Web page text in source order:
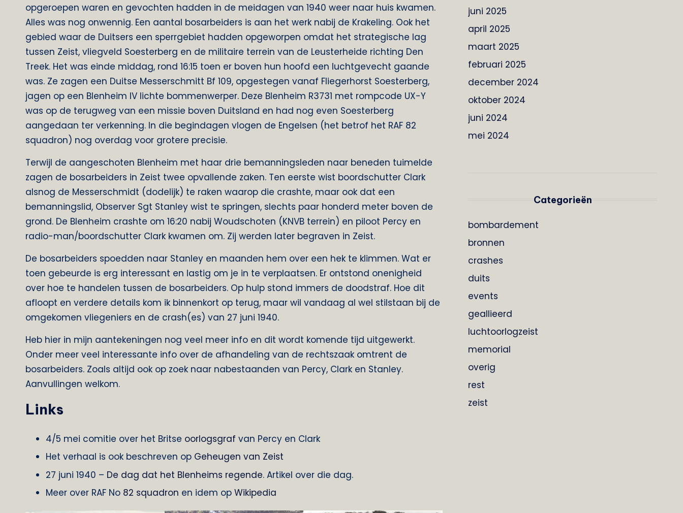
opgeroepen waren en gevochten hadden in de meidagen van 1940 weer naar huis kwamen.
Alles was nog onwennig. Een aantal bosarbeiders is aan het werk nabij de Krakeling. Ook het
gebied waar de Duitsers een sperrgebiet hadden opgeworpen omdat het strategische lag
tussen Zeist, vliegveld Soesterberg en de militaire terrein van de Leusterheide richting Den
Treek. Het was einde middag, rond 16:15 toen er boven hun hoofd een luchtgevecht gaande
was. Ze zagen een Duitse Messerschmitt Bf 109, opgestegen vanaf Fliegerhorst Soesterberg,
jagen op een Blenheim IV lichte bommenwerper. Deze Blenheim R3731 met rompcode UX-Y
was op de terugweg van een missie boven Duitsland en had nog even Soesterberg
aangedaan ter verkenning. In die begindagen vlogen de Engelsen (het betrof het RAF 82
squadron) nog overdag voor grotere precisie.
Terwijl de aangeschoten Blenheim met haar drie bemanningsleden naar beneden tuimelde
zagen de bosarbeiders in Zeist twee opvallende zaken. Ten eerste wist boordschutter Clark
alsnog de Messerschmidt (dodelijk) te raken waarop die crashte, maar ook dat een
bemanningslid, Observer Sgt Stanley wist te springen, slechts paar honderd meter boven de
grond. De Blenheim crashte om 16:20 nabij Woudschoten (KNVB terrein) en piloot Percy en
radio-man/boordschutter Clark kwamen om. Zij werden later begraven in Zeist.
De bosarbeiders spoedden naar Stanley en maanden hem over een hek te klimmen. Wat er
toen gebeurde is erg interessant en lastig om je in te verplaatsen. Er ontstond onenigheid
over hoe te handelen tussen de bosarbeiders. Op hulp stond immers de doodstraf. Hoe dit
afloopt en verdere details kom ik binnenkort op terug, maar wil vandaag al wel stilstaan bij de
omgekomen vliegeniers en de crash(es) van 27 juni 1940.
Heb hier in mijn aantekeningen nog veel meer info en dit wordt komende tijd uitgewerkt.
Onder meer veel interessante info over de afhandeling van de rechtszaak omtrent de
bosarbeiders. Zoals altijd ook op zoek naar nabestaanden van Percy, Clark en Stanley.
Aanvullingen welkom.
Links
4/5 mei comitie over het Britse oorlogsgraf van Percy en Clark
Het verhaal is ook beschreven op Geheugen van Zeist
27 juni 1940 – De dag dat het Blenheims regende. Artikel over die dag.
Meer over RAF No 82 squadron en idem op Wikipedia
juni 2025
april 2025
maart 2025
februari 2025
december 2024
oktober 2024
juni 2024
mei 2024
Categorieën
bombardement
bronnen
crashes
duits
events
geallieerd
luchtoorlogzeist
memorial
overig
rest
zeist